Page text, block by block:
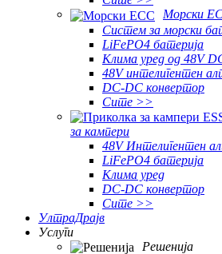
Морски
Систем за морски
LiFePO4 батерија
Клима уред од 48V
48V интелигентен
DC-DC конвертор
Сите >>
за кампери
48V Интелигентен
LiFePO4 батерија
Клима уред
DC-DC конвертор
Сите >>
УлтраДрајв
Услуги
Решенија